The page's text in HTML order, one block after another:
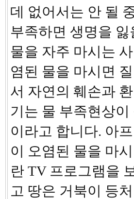
데 없어서는 안 될
부족하면 생명을
물을 자주 마시는
염된 물을 마시면
서 자연의 훼손과
기는 물 부족현상
이라고 합니다. 아
이 오염된 물을 마
란 TV 프로그램을
고 땅은 거북이 등